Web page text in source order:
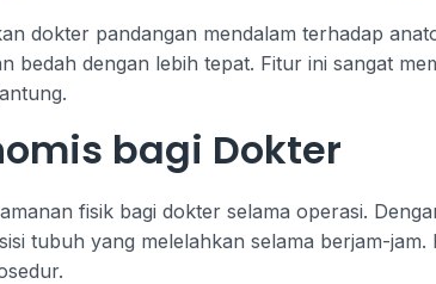
dokter pandangan mendalam terhadap
bedah dengan lebih tepat. Fitur ini sangat
bagi Dokter
fisik bagi dokter selama operasi.
tubuh yang melelahkan selama berjam-jam.